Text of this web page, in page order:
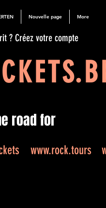
Nouvelle page More
? Créez votre compte
road for
www.rock.tours